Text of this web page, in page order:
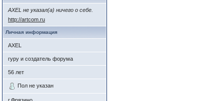
AXEL не указал(а) ничего о себе.
http://artcom.ru
Личная информация
AXEL
гуру и создатель форума
56 лет
Пол не указан